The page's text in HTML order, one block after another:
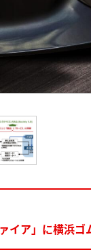
イア」に横浜